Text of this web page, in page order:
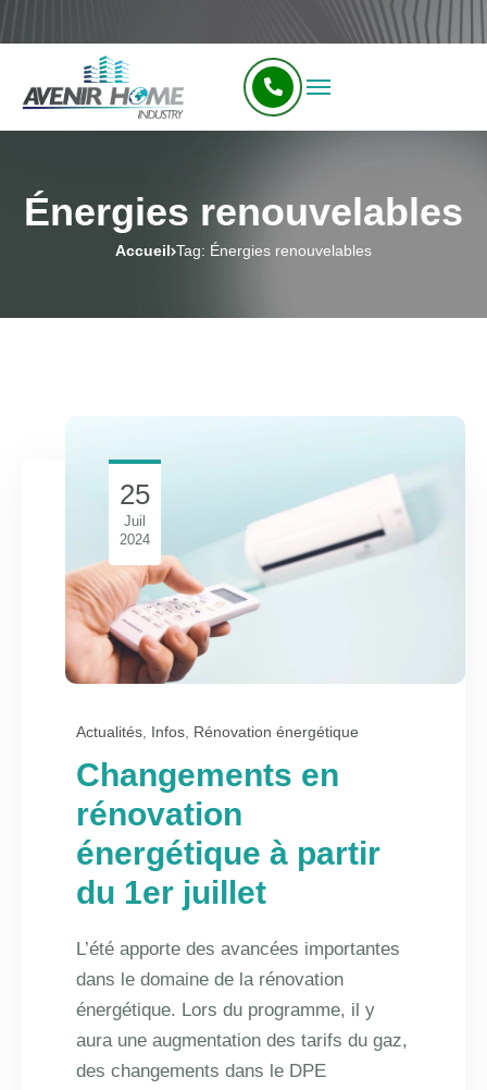
Énergies renouvelables
Accueil Tag: Énergies renouvelables
25
Juil
2024
Actualités Infos Rénovation énergétique
Changements en
rénovation
énergétique à partir
du 1er juillet
L’été apporte des avancées importantes
dans le domaine de la rénovation
énergétique. Lors du programme, il y
aura une augmentation des tarifs du gaz,
des changements dans le DPE